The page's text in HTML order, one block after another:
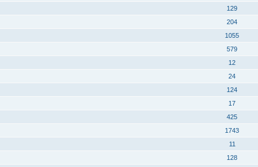
129
204
1055
579
12
24
124
17
425
1743
11
128